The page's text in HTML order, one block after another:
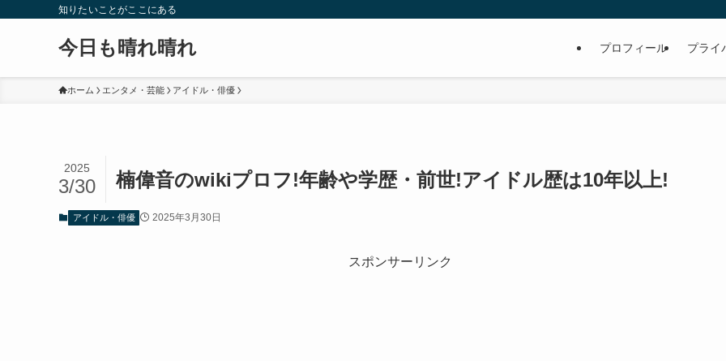
知りたいことがここにある
今日も晴れ晴れ プロフィール プライ
ホーム エンタメ・芸能 アイドル・俳優
楠偉音のwikiプロフ!年齢や学歴・前世!アイドル歴は10年以上!
2025
3/30
アイドル・俳優 2025年3月30日
スポンサーリンク